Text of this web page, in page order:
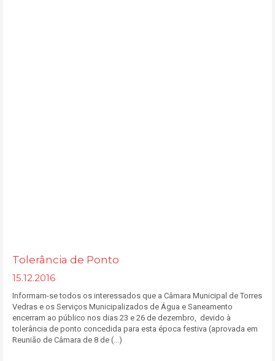
Tolerância de Ponto
15.12.2016
Informam-se todos os interessados que a Câmara Municipal de Torres
Vedras e os Serviços Municipalizados de Água e Saneamento
encerram ao público nos dias 23 e 26 de dezembro, devido à
tolerância de ponto concedida para esta época festiva (aprovada em
Reunião de Câmara de 8 de (...)